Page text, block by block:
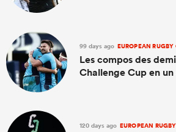
99 days ago EUROPEAN
Les compos des
Challenge Cup en
120 days ago EUROPEAN